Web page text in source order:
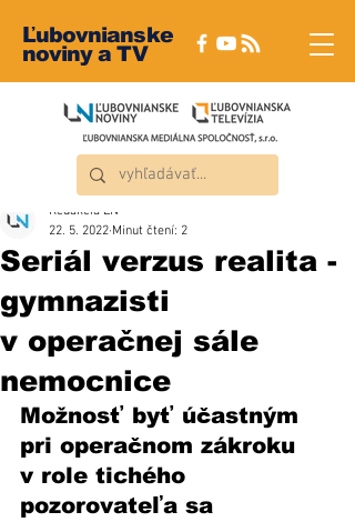
Ľubovnianske
noviny a TV
Seriál verzus realita -
gymnazisti
v operačnej sále
nemocnice
Redakcia ĽN
22. 5. 2022 Minut čtení: 2
Možnosť byť účastným
pri operačnom zákroku
v role tichého
pozorovateľa sa